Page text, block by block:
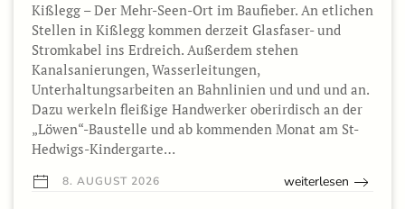
Kißlegg – Der Mehr-Seen-Ort im Baufieber. An etlichen
Stellen in Kißlegg kommen derzeit Glasfaser- und
Stromkabel ins Erdreich. Außerdem stehen
Kanalsanierungen, Wasserleitungen,
Unterhaltungsarbeiten an Bahnlinien und und und an.
Dazu werkeln fleißige Handwerker oberirdisch an der
„Löwen“-Baustelle und ab kommenden Monat am St-
Hedwigs-Kindergarte…
8. AUGUST 2026 weiterlesen